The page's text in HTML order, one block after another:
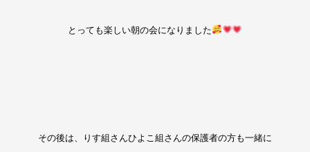
とっても楽しい朝の会になりました
その後は、りす組さんひよこ組さんの保護者の方も一緒に